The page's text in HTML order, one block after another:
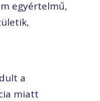
egyértelmű,
a
miatt